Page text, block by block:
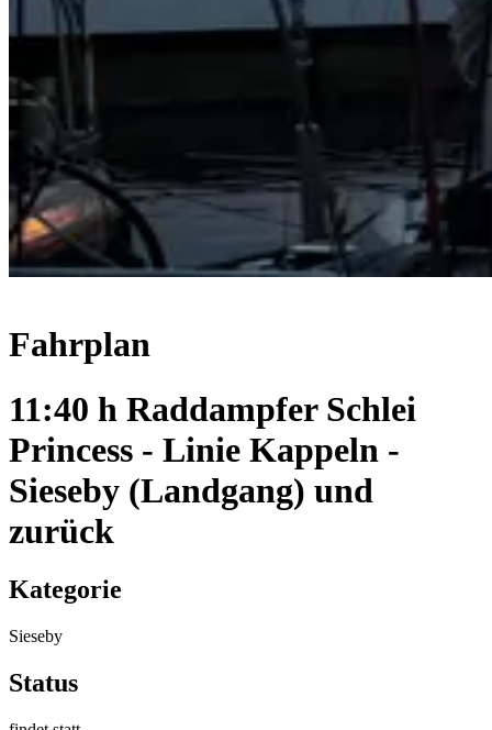
Fahrplan
11:40 h Raddampfer Schlei
Princess - Linie Kappeln -
Sieseby (Landgang) und
zurück
Kategorie
Sieseby
Status